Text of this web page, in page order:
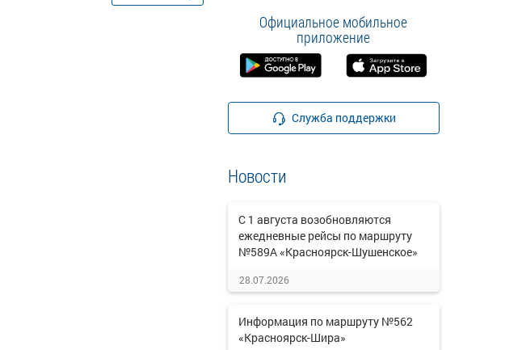
Официальное мобильное
приложение
Служба поддержки
Новости
С 1 августа возобновляются
ежедневные рейсы по маршруту
№589А «Красноярск-Шушенское»
28.07.2026
Информация по маршруту №562
«Красноярск-Шира»